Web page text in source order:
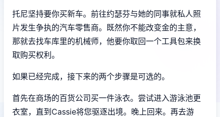
托尼坚持要你买新车。前往约瑟芬与她的同事就私人照
片发生争执的汽车零售商。既然你不能改变金的主意，
那就去找车库里的机械师，他要你取回一个工具包来换
取购买权利。
如果已经完成，接下来的两个步骤是可选的。
首先在商场的百货公司买一件泳衣。尝试进入游泳池更
衣室，直到Cassie将您驱逐出境。晚上回来。再去游